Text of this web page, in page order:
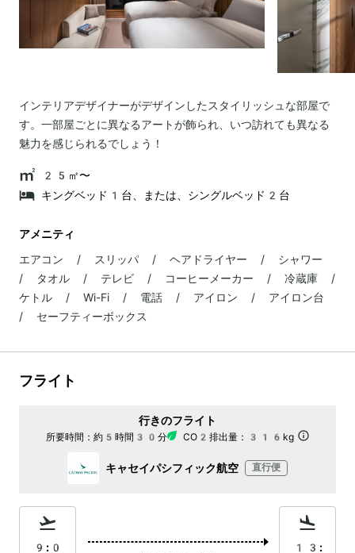
インテリアデザイナーがデザインしたスタイリッシュな部屋で
す。一部屋ごとに異なるアートが飾られ、いつ訪れても異なる
魅力を感じられるでしょう！
25㎡〜
キングベッド1台、または、シングルベッド2台
アメニティ
エアコン / スリッパ / ヘアドライヤー / シャワー
/ タオル / テレビ / コーヒーメーカー / 冷蔵庫 /
ケトル / Wi-Fi / 電話 / アイロン / アイロン台
/ セーフティーボックス
フライト
行きのフライト
所要時間： 約5時間30分 CO2排出量： 316kg
キャセイパシフィック航空 直行便
9:0
13: